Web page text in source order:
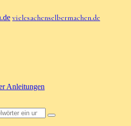
vielesachenselbermachen.de
Anleitungen